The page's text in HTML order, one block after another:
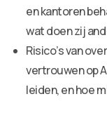
en kantoren
wat doen zij
Risico’s van
vertrouwen op
leiden, en hoe